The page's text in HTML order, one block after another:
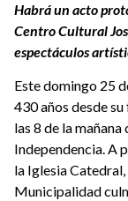
Habrá un acto
Centro Cultural
espectáculos
Este domingo 25
430 años desde
las 8 de la
Independencia. A
la Iglesia
Municipalidad